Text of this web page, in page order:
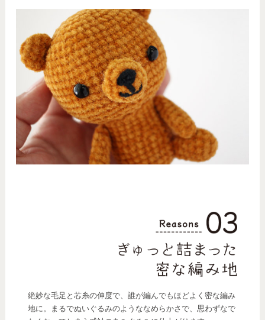
絶妙な毛足と芯糸の伸度で、誰が編んでもほどよく密な編み
地に。まるでぬいぐるみのようななめらかさで、思わずなで